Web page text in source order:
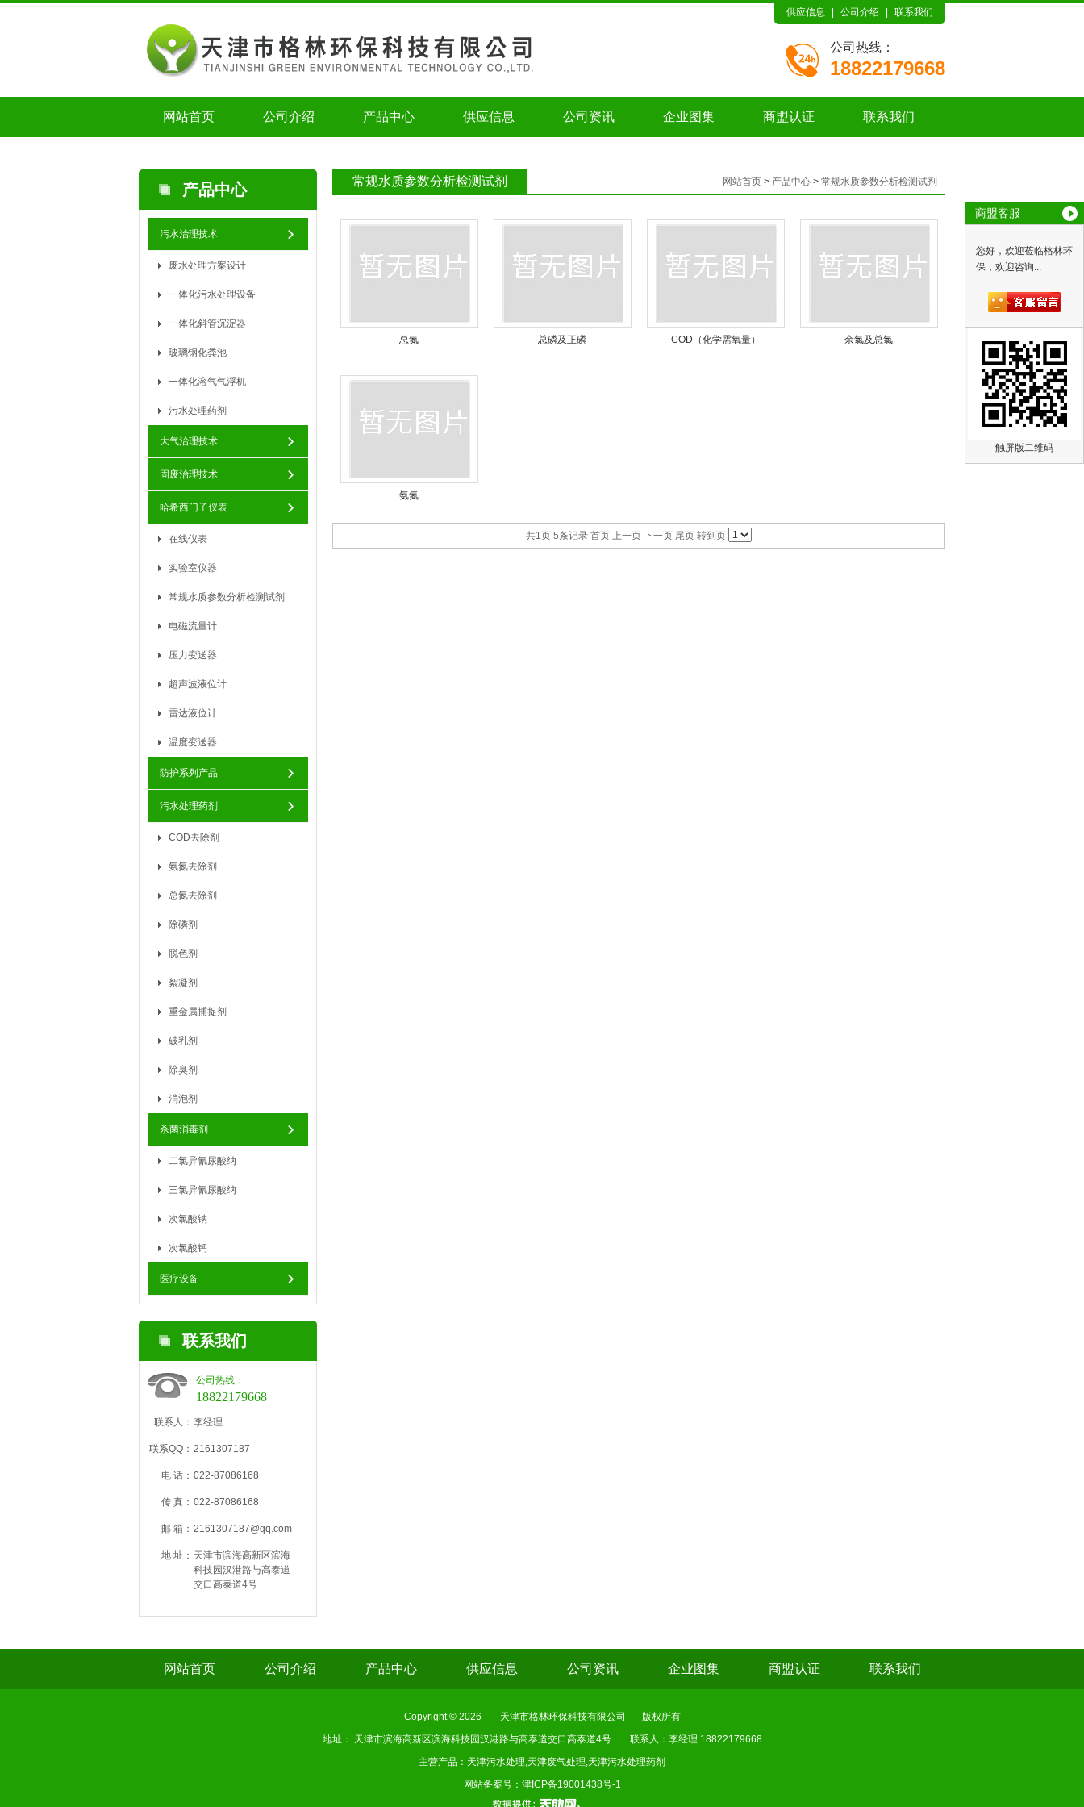
商盟客服
您好，欢迎莅临格林环
保，欢迎咨询...
触屏版二维码
供应信息 公司介绍 联系我们
公司热线：
18822179668
网站首页 公司介绍 产品中心 供应信息 公司资讯 企业图集 商盟认证 联系我们
产品中心
污水治理技术
废水处理方案设计
一体化污水处理设备
一体化斜管沉淀器
玻璃钢化粪池
一体化溶气气浮机
污水处理药剂
大气治理技术
固废治理技术
哈希西门子仪表
在线仪表
实验室仪器
常规水质参数分析检测试剂
电磁流量计
压力变送器
超声波液位计
雷达液位计
温度变送器
防护系列产品
污水处理药剂
COD去除剂
氨氮去除剂
总氮去除剂
除磷剂
脱色剂
絮凝剂
重金属捕捉剂
破乳剂
除臭剂
消泡剂
杀菌消毒剂
二氯异氰尿酸纳
三氯异氰尿酸纳
次氯酸钠
次氯酸钙
医疗设备
联系我们
公司热线：
18822179668
联系人： 李经理
联系QQ： 2161307187
电 话： 022-87086168
传 真： 022-87086168
邮 箱： 2161307187@qq.com
地 址： 天津市滨海高新区滨海
科技园汉港路与高泰道
交口高泰道4号
网站首页 > 产品中心 > 常规水质参数分析检测试剂
常规水质参数分析检测试剂
总氮 总磷及正磷 COD（化学需氧量） 余氯及总氯
氨氮
共1页 5条记录 首页 上一页 下一页 尾页 转到页
网站首页 公司介绍 产品中心 供应信息 公司资讯 企业图集 商盟认证 联系我们
Copyright © 2026 天津市格林环保科技有限公司
版权所有
地址： 天津市滨海高新区滨海科技园汉港路与高泰道交口高泰道4号
联系人：李经理 18822179668
主营产品：天津污水处理,天津废气处理,天津污水处理药剂
网站备案号： 津ICP备19001438号-1